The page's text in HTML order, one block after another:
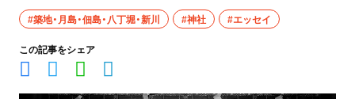
#築地・月島・佃島・八丁堀・新川 #神社 #エッセイ
この記事をシェア